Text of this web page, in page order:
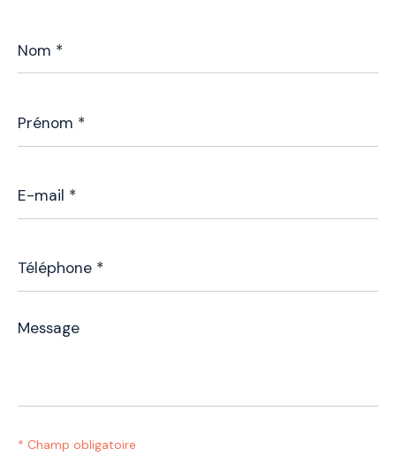
*
*
mail
*
*
Message
*
* Champ obligatoire